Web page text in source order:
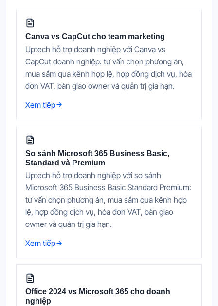
Canva vs CapCut cho team marketing
Uptech hỗ trợ doanh nghiệp với Canva vs
CapCut doanh nghiệp: tư vấn chọn phương án,
mua sắm qua kênh hợp lệ, hợp đồng dịch vụ, hóa
đơn VAT, bàn giao owner và quản trị gia hạn.
Xem tiếp
So sánh Microsoft 365 Business Basic,
Standard và Premium
Uptech hỗ trợ doanh nghiệp với so sánh
Microsoft 365 Business Basic Standard Premium:
tư vấn chọn phương án, mua sắm qua kênh hợp
lệ, hợp đồng dịch vụ, hóa đơn VAT, bàn giao
owner và quản trị gia hạn.
Xem tiếp
Office 2024 vs Microsoft 365 cho doanh
nghiệp